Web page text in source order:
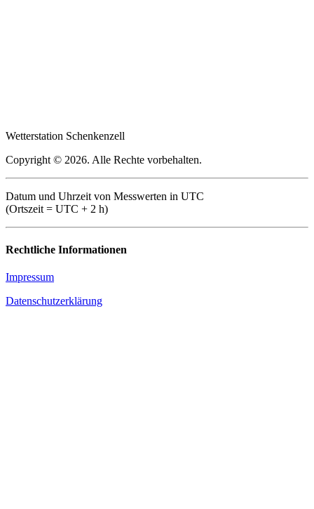
Wetterstation Schenkenzell
Copyright © 2026. Alle Rechte vorbehalten.
Datum und Uhrzeit von Messwerten in UTC
(Ortszeit = UTC + 2 h)
Rechtliche Informationen
Impressum
Datenschutzerklärung